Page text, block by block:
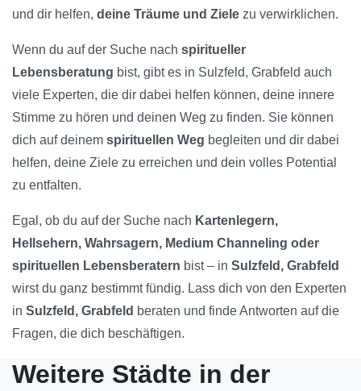
und dir helfen, deine Träume und Ziele zu verwirklichen.
Wenn du auf der Suche nach spiritueller
Lebensberatung bist, gibt es in Sulzfeld, Grabfeld auch
viele Experten, die dir dabei helfen können, deine innere
Stimme zu hören und deinen Weg zu finden. Sie können
dich auf deinem spirituellen Weg begleiten und dir dabei
helfen, deine Ziele zu erreichen und dein volles Potential
zu entfalten.
Egal, ob du auf der Suche nach Kartenlegern,
Hellsehern, Wahrsagern, Medium Channeling oder
spirituellen Lebensberatern bist – in Sulzfeld, Grabfeld
wirst du ganz bestimmt fündig. Lass dich von den Experten
in Sulzfeld, Grabfeld beraten und finde Antworten auf die
Fragen, die dich beschäftigen.
Weitere Städte in der